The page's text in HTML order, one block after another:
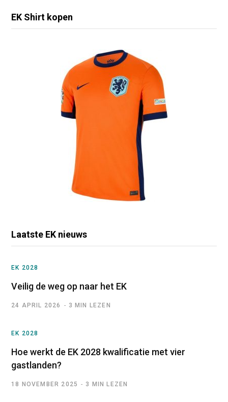
EK Shirt kopen
Laatste EK nieuws
EK 2028
Veilig de weg op naar het EK
24 APRIL 2026 3 MIN LEZEN
EK 2028
Hoe werkt de EK 2028 kwalificatie met vier
gastlanden?
18 NOVEMBER 2025 3 MIN LEZEN